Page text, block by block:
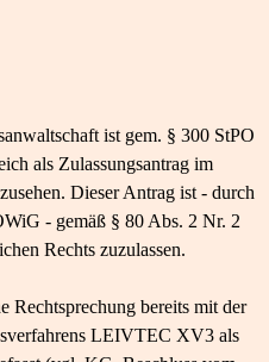
ist gem. § 300 StPO
als Zulassungsantrag im
Dieser Antrag ist - durch
- gemäß § 80 Abs. 2 Nr. 2
Rechts zuzulassen.
Rechtsprechung bereits mit der
LEIVTEC XV3 als